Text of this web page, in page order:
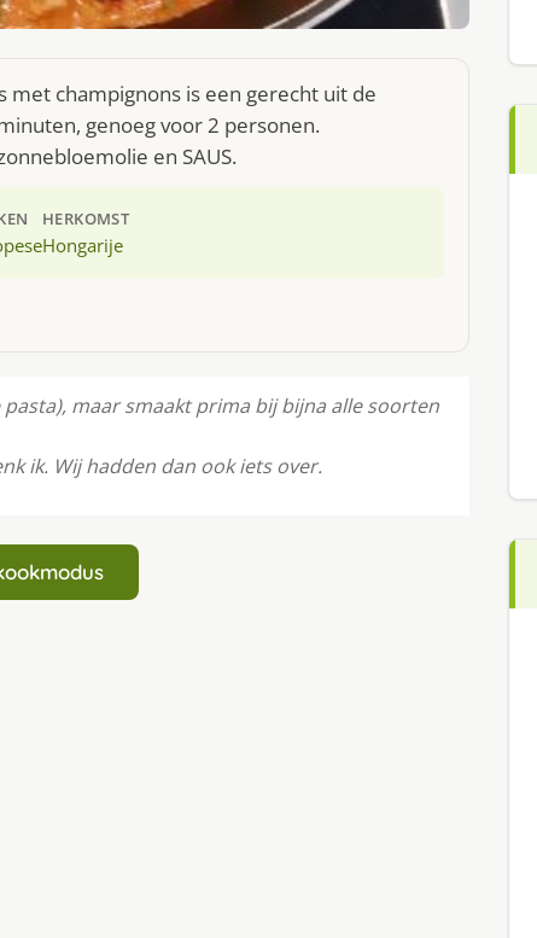
met champignons is een gerecht uit de
genoeg voor 2 personen.
en SAUS.
HERKOMST
Hongarije
maar smaakt prima bij bijna alle soorten
ik. Wij hadden dan ook iets over.